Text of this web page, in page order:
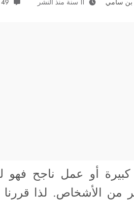
بن سامي 11 سنة منذ النشر 49 تعليقات
أو عمل ناجح فهو
من الأشخاص. لذا